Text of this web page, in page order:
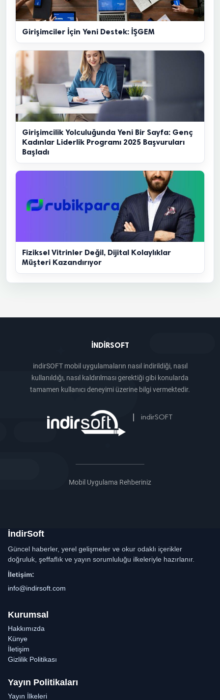
Girişimciler İçin Yeni Destek: İŞGEM
Girişimcilik Yolculuğunda Yeni Bir Sayfa: Genç
Kadınlar Liderlik Programı 2025 Başvuruları
Başladı
Fiziksel Vitrinler Değil, Dijital Kolaylıklar
Müşteri Kazandırıyor
INDIRSOFT
indirSOFT mobil uygulamaların nasıl indirildiği, nasıl
kullanıldığı, nasıl kaldırılması gerektiği gibi konularda
tamamen kullanıcı deneyimi üzerine bilgi vermektedir.
indirSOFT
Mobil Uygulama Rehberiniz
İndirSoft
Güncel haberler, yerel gelişmeler ve okur odaklı içerikler
doğruluk, şeffaflık ve yayın sorumluluğu ilkeleriyle hazırlanır.
İletişim:
info@indirsoft.com
Kurumsal
Hakkımızda
Künye
İletişim
Gizlilik Politikası
Yayın Politikaları
Yayın İlkeleri